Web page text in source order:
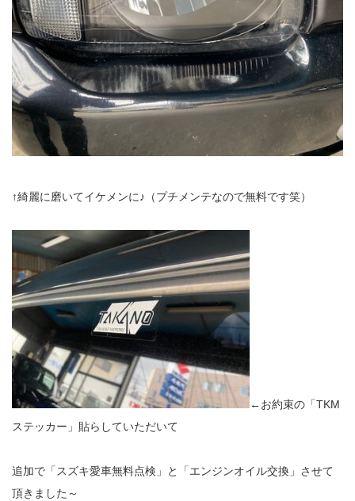
↑綺麗に磨いてイケメンに♪（プチメンテなので無料です笑）
←お約束の「TKM
ステッカー」貼らしていただいて
追加で「スズキ愛車無料点検」と「エンジンオイル交換」させて
頂きました～